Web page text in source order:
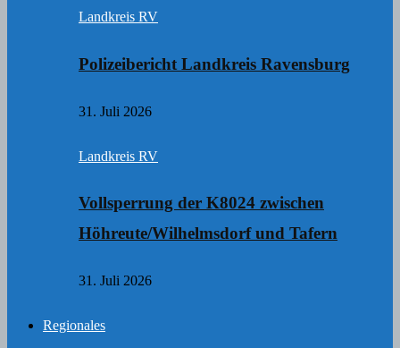
Landkreis RV
Polizeibericht Landkreis Ravensburg
31. Juli 2026
Landkreis RV
Vollsperrung der K8024 zwischen
Höhreute/Wilhelmsdorf und Tafern
31. Juli 2026
Regionales